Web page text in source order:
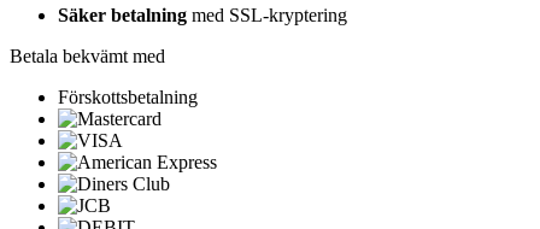
Säker betalning med SSL-kryptering
Betala bekvämt med
Förskottsbetalning